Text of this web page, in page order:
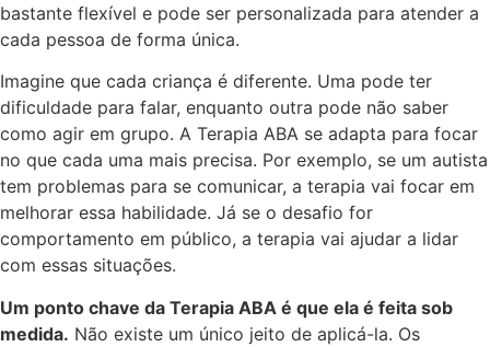
bastante flexível e pode ser personalizada para atender a
cada pessoa de forma única.
Imagine que cada criança é diferente. Uma pode ter
dificuldade para falar, enquanto outra pode não saber
como agir em grupo. A Terapia ABA se adapta para focar
no que cada uma mais precisa. Por exemplo, se um autista
tem problemas para se comunicar, a terapia vai focar em
melhorar essa habilidade. Já se o desafio for
comportamento em público, a terapia vai ajudar a lidar
com essas situações.
Um ponto chave da Terapia ABA é que ela é feita sob
medida. Não existe um único jeito de aplicá-la. Os